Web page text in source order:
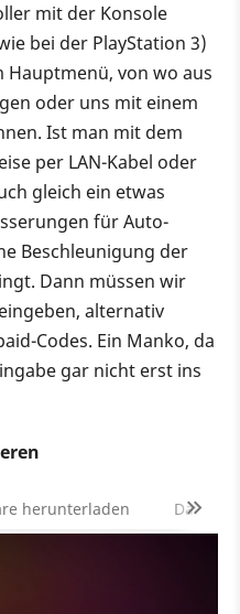
mit der Konsole
bei der PlayStation 3)
Hauptmenü, von wo aus
oder uns mit einem
Ist man mit dem
per LAN-Kabel oder
gleich ein etwas
für Auto-
Beschleunigung der
Dann müssen wir
alternativ
Codes. Ein Manko, da
gar nicht erst ins
herunterladen Datei